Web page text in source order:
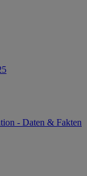
- Daten & Fakten